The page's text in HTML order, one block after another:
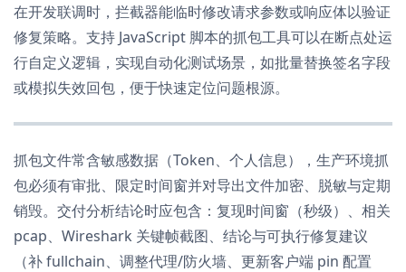
在开发联调时，拦截器能临时修改请求参数或响应体以验证
修复策略。支持 JavaScript 脚本的抓包工具可以在断点处运
行自定义逻辑，实现自动化测试场景，如批量替换签名字段
或模拟失效回包，便于快速定位问题根源。
抓包文件常含敏感数据（Token、个人信息），生产环境抓
包必须有审批、限定时间窗并对导出文件加密、脱敏与定期
销毁。交付分析结论时应包含：复现时间窗（秒级）、相关
pcap、Wireshark 关键帧截图、结论与可执行修复建议
（补 fullchain、调整代理/防火墙、更新客户端 pin 配置